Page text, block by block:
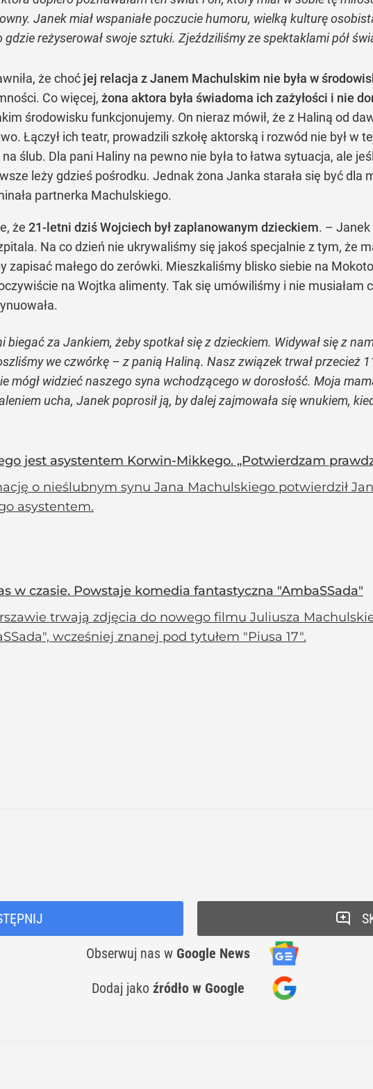
Janek miał wspaniałe poczucie humoru, wielką kulturę
gdzie reżyserował swoje sztuki. Zjeździliśmy ze spektaklami pół
że choć jej relacja z Janem Machulskim nie była w
Co więcej, żona aktora była świadoma ich zażyłości i nie
środowisku funkcjonujemy. On nieraz mówił, że z Haliną od
Łączył ich teatr, prowadzili szkołę aktorską i rozwód nie był w
ślub. Dla pani Haliny na pewno nie była to łatwa sytuacja, ale
leży gdzieś pośrodku. Jednak żona Janka starała się być dla
partnerka Machulskiego.
że 21-letni dziś Wojciech był zaplanowanym dzieckiem. – Janek
Na co dzień nie ukrywaliśmy się jakoś specjalnie z tym, że
zapisać małego do zerówki. Mieszkaliśmy blisko siebie na
oczywiście na Wojtka alimenty. Tak się umówiliśmy i nie
biegać za Jankiem, żeby spotkał się z dzieckiem. Widywał się z
we czwórkę – z panią Haliną. Nasz związek trwał przecież
mógł widzieć naszego syna wchodzącego w dorosłość. Moja
ucha, Janek poprosił ją, by dalej zajmowała się wnukiem,
jest asystentem Korwin-Mikkego. „Potwierdzam
o nieślubnym synu Jana Machulskiego potwierdził
asystentem.
w czasie. Powstaje komedia fantastyczna "AmbaSSada"
trwają zdjęcia do nowego filmu Juliusza
wcześniej znanej pod tytułem "Piusa 17".
Obserwuj nas w Google News
Dodaj jako źródło w Google